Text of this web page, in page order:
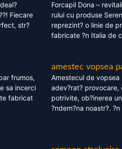
Fiecare
str?
Forcapil Dona –
rului cu produse
reprezint? o linie de
fabricate ?n Italia de
frumos,
sa incerci
fabricat
amestec vopsea
Amestecul de
adev?rat? provocare,
potrivite, ob?inerea
?ndem?na noastr?.